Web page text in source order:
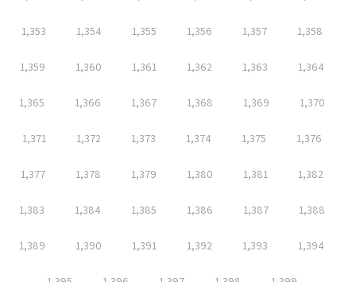
1,353 1,354 1,355 1,356 1,357 1,358
1,359 1,360 1,361 1,362 1,363 1,364
1,365 1,366 1,367 1,368 1,369 1,370
1,371 1,372 1,373 1,374 1,375 1,376
1,377 1,378 1,379 1,380 1,381 1,382
1,383 1,384 1,385 1,386 1,387 1,388
1,389 1,390 1,391 1,392 1,393 1,394